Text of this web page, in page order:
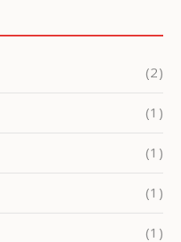
(2)
(1)
(1)
(1)
(1)